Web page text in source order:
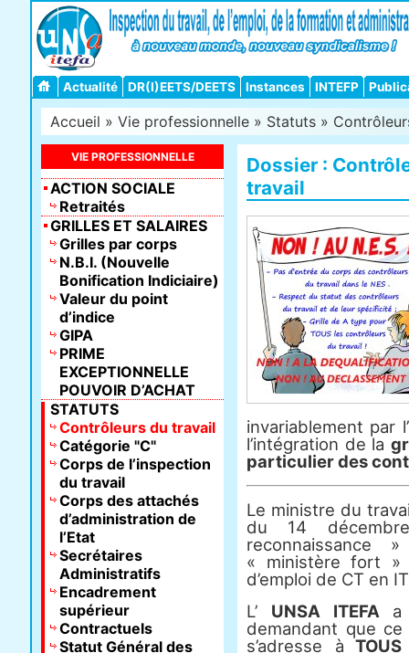
Actualité DR(I)EETS/DEETS Instances INTEFP
Accueil » Vie professionnelle » Statuts »
Dossier :
travail
invariablement par l’
l’intégration de la
particulier des
Le ministre du
du 14
reconnaissance
« ministère fort »
d’emploi de CT en
L’ UNSA ITEFA a
demandant que ce
s’adresse à
VIE PROFESSIONNELLE
ACTION SOCIALE
Retraités
GRILLES ET SALAIRES
Grilles par corps
N.B.I. (Nouvelle
Bonification Indiciaire)
Valeur du point
d’indice
GIPA
PRIME
EXCEPTIONNELLE
POUVOIR D’ACHAT
STATUTS
Contrôleurs du travail
Catégorie "C"
Corps de l’inspection
du travail
Corps des attachés
d’administration de
l’Etat
Secrétaires
Administratifs
Encadrement
supérieur
Contractuels
Statut Général des